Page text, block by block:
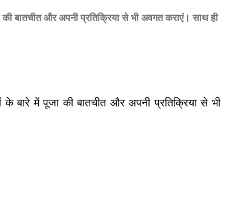
बातचीत और अपनी प्रतिक्रिया से भी अवगत कराएं। साथ ही
बारे में पूजा की बातचीत और अपनी प्रतिक्रिया से भी